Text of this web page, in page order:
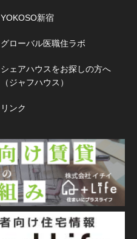
YOKOSO新宿
グローバル医職住ラボ
シェアハウスをお探しの方へ
（ジャフハウス）
リンク